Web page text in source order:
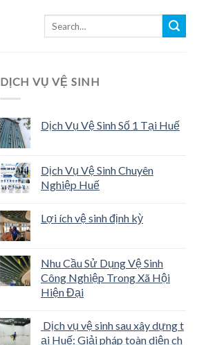
DỊCH VỤ VỆ SINH
Dịch Vụ Vệ Sinh Số 1 Tại Huế
Dịch Vụ Vệ Sinh Chuyên
Nghiệp Huế
Lợi ích vệ sinh định kỳ
Nhu Cầu Sử Dụng Vệ Sinh
Công Nghiệp Trong Xã Hội
Hiện Đại
Dịch vụ vệ sinh sau xây dựng t
ại Huế: Giải pháp toàn diện ch